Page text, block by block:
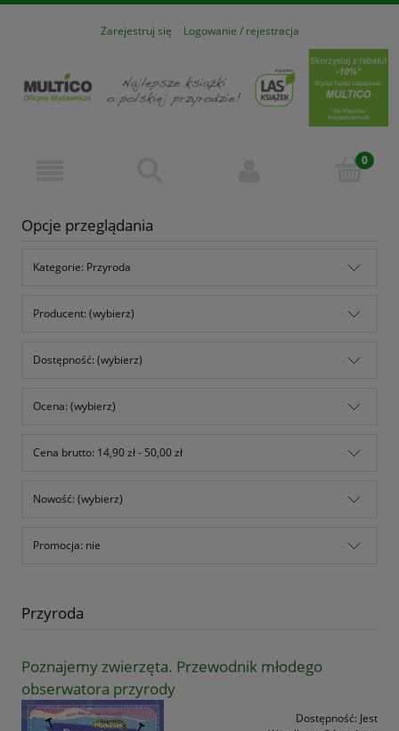
Zarejestruj się Logowanie / rejestracja
Opcje przeglądania
Kategorie: Przyroda
Producent: (wybierz)
Dostępność: (wybierz)
Ocena: (wybierz)
Cena brutto: 14,90 zł - 50,00 zł
Nowość: (wybierz)
Promocja: nie
Przyroda
Poznajemy zwierzęta. Przewodnik młodego
obserwatora przyrody
Dostępność: Jest